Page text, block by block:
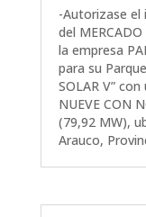
-Autorizase el
del
la empresa
para su
SOLAR V”
NUEVE CON
(79,92 MW),
Arauco,